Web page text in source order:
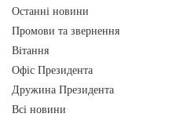
Останні новини
Промови та звернення
Вiтання
Офіс Президента
Дружина Президента
Всі новини